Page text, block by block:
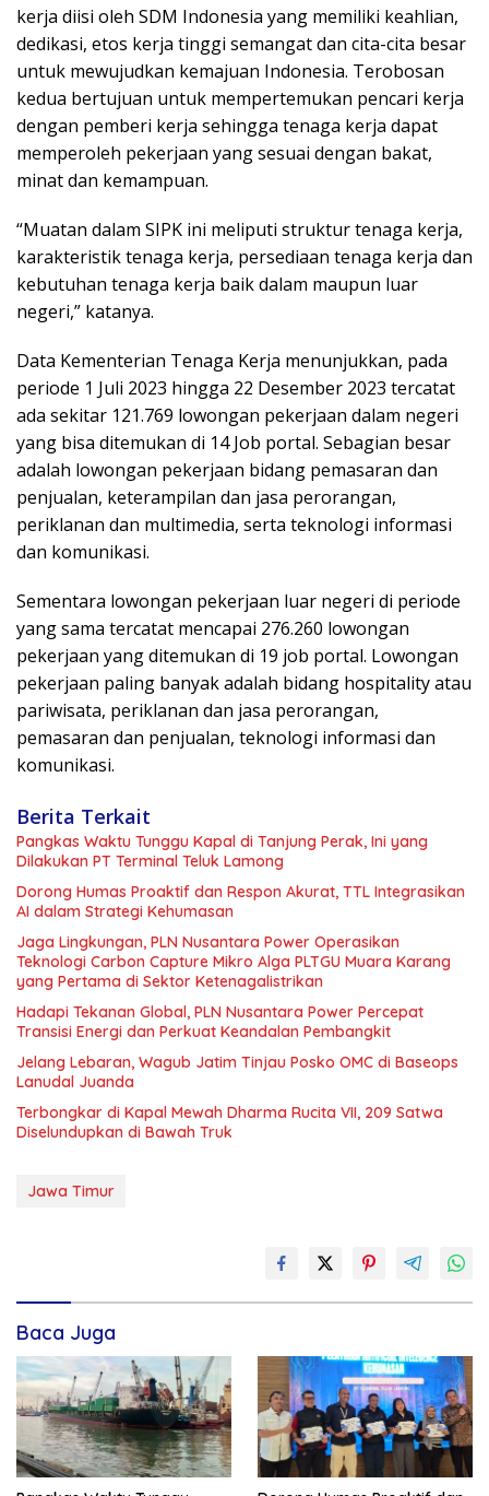
kerja diisi oleh SDM Indonesia yang memiliki keahlian,
dedikasi, etos kerja tinggi semangat dan cita-cita besar
untuk mewujudkan kemajuan Indonesia. Terobosan
kedua bertujuan untuk mempertemukan pencari kerja
dengan pemberi kerja sehingga tenaga kerja dapat
memperoleh pekerjaan yang sesuai dengan bakat,
minat dan kemampuan.
“Muatan dalam SIPK ini meliputi struktur tenaga kerja,
karakteristik tenaga kerja, persediaan tenaga kerja dan
kebutuhan tenaga kerja baik dalam maupun luar
negeri,” katanya.
Data Kementerian Tenaga Kerja menunjukkan, pada
periode 1 Juli 2023 hingga 22 Desember 2023 tercatat
ada sekitar 121.769 lowongan pekerjaan dalam negeri
yang bisa ditemukan di 14 Job portal. Sebagian besar
adalah lowongan pekerjaan bidang pemasaran dan
penjualan, keterampilan dan jasa perorangan,
periklanan dan multimedia, serta teknologi informasi
dan komunikasi.
Sementara lowongan pekerjaan luar negeri di periode
yang sama tercatat mencapai 276.260 lowongan
pekerjaan yang ditemukan di 19 job portal. Lowongan
pekerjaan paling banyak adalah bidang hospitality atau
pariwisata, periklanan dan jasa perorangan,
pemasaran dan penjualan, teknologi informasi dan
komunikasi.
Berita Terkait
Pangkas Waktu Tunggu Kapal di Tanjung Perak, Ini yang
Dilakukan PT Terminal Teluk Lamong
Dorong Humas Proaktif dan Respon Akurat, TTL Integrasikan
AI dalam Strategi Kehumasan
Jaga Lingkungan, PLN Nusantara Power Operasikan
Teknologi Carbon Capture Mikro Alga PLTGU Muara Karang
yang Pertama di Sektor Ketenagalistrikan
Hadapi Tekanan Global, PLN Nusantara Power Percepat
Transisi Energi dan Perkuat Keandalan Pembangkit
Jelang Lebaran, Wagub Jatim Tinjau Posko OMC di Baseops
Lanudal Juanda
Terbongkar di Kapal Mewah Dharma Rucita VII, 209 Satwa
Diselundupkan di Bawah Truk
Jawa Timur
Baca Juga